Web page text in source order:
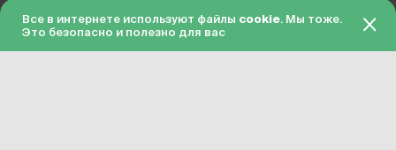
О проекте 18+
Все в интернете используют файлы cookie. Мы тоже.
Это безопасно и полезно для вас